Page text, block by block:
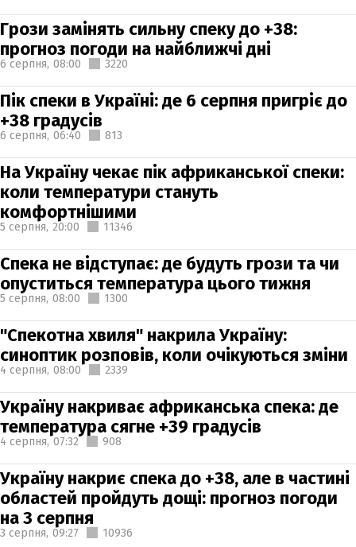
Грози замінять сильну спеку до +38:
прогноз погоди на найближчі дні
6 серпня, 08:00 3220
Пік спеки в Україні: де 6 серпня пригріє до
+38 градусів
6 серпня, 06:40 813
На Україну чекає пік африканської спеки:
коли температури стануть
комфортнішими
5 серпня, 20:00 11346
Спека не відступає: де будуть грози та чи
опуститься температура цього тижня
5 серпня, 08:00 1300
"Спекотна хвиля" накрила Україну:
синоптик розповів, коли очікуються зміни
4 серпня, 08:00 2339
Україну накриває африканська спека: де
температура сягне +39 градусів
4 серпня, 07:32 908
Україну накриє спека до +38, але в частині
областей пройдуть дощі: прогноз погоди
на 3 серпня
3 серпня, 09:27 10936